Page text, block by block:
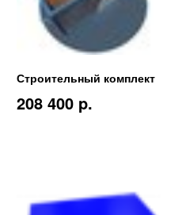
Строительный комплект
208 400 p.